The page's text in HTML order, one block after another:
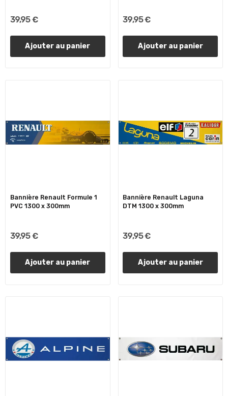
39,95 €
Ajouter au panier
39,95 €
Ajouter au panier
Bannière Renault Formule 1
PVC 1300 x 300mm
39,95 €
Ajouter au panier
Bannière Renault Laguna
DTM 1300 x 300mm
39,95 €
Ajouter au panier